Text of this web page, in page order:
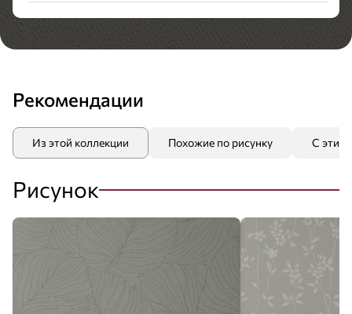
Рекомендации
Из этой коллекции Похожие по рисунку С этим
Рисунок